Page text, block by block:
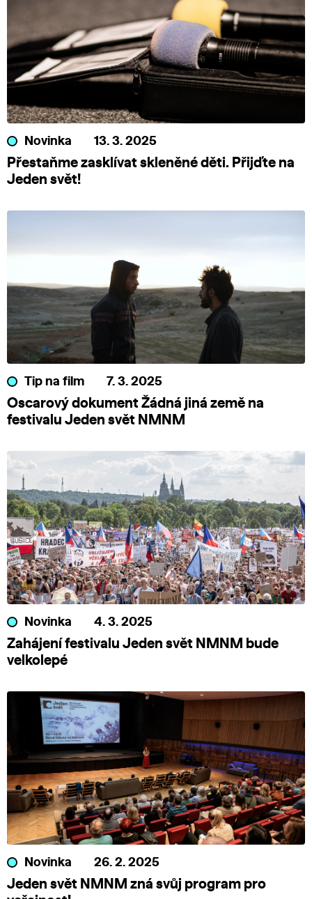
Novinka 13. 3. 2025
Přestaňme zasklívat skleněné děti. Přijďte na
Jeden svět!
Tip na film 7. 3. 2025
Oscarový dokument Žádná jiná země na
festivalu Jeden svět NMNM
Novinka 4. 3. 2025
Zahájení festivalu Jeden svět NMNM bude
velkolepé
Novinka 26. 2. 2025
Jeden svět NMNM zná svůj program pro